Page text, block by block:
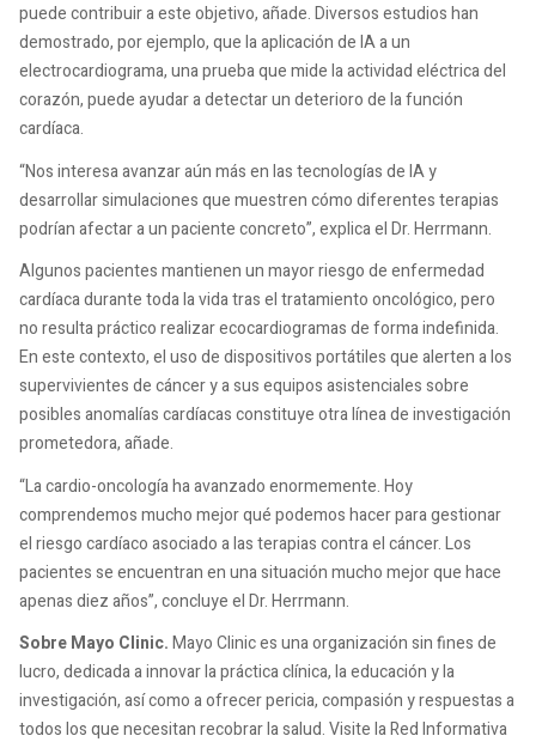
puede contribuir a este objetivo, añade. Diversos estudios han
demostrado, por ejemplo, que la aplicación de IA a un
electrocardiograma, una prueba que mide la actividad eléctrica del
corazón, puede ayudar a detectar un deterioro de la función
cardíaca.
“Nos interesa avanzar aún más en las tecnologías de IA y
desarrollar simulaciones que muestren cómo diferentes terapias
podrían afectar a un paciente concreto”, explica el Dr. Herrmann.
Algunos pacientes mantienen un mayor riesgo de enfermedad
cardíaca durante toda la vida tras el tratamiento oncológico, pero
no resulta práctico realizar ecocardiogramas de forma indefinida.
En este contexto, el uso de dispositivos portátiles que alerten a los
supervivientes de cáncer y a sus equipos asistenciales sobre
posibles anomalías cardíacas constituye otra línea de investigación
prometedora, añade.
“La cardio-oncología ha avanzado enormemente. Hoy
comprendemos mucho mejor qué podemos hacer para gestionar
el riesgo cardíaco asociado a las terapias contra el cáncer. Los
pacientes se encuentran en una situación mucho mejor que hace
apenas diez años”, concluye el Dr. Herrmann.
Sobre Mayo Clinic.Mayo Clinic es una organización sin fines de
lucro, dedicada a innovar la práctica clínica, la educación y la
investigación, así como a ofrecer pericia, compasión y respuestas a
todos los que necesitan recobrar la salud. Visite la Red Informativa